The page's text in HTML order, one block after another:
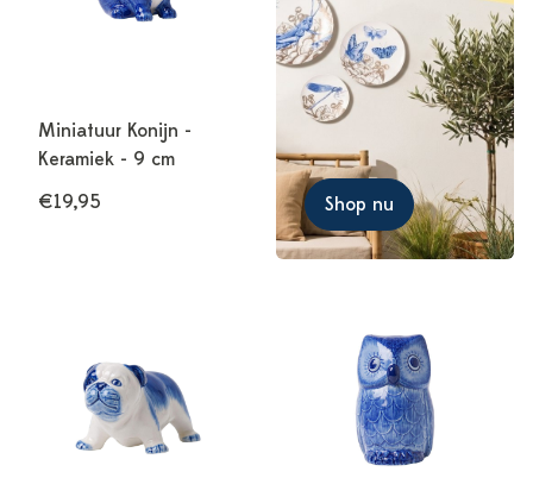
Miniatuur Konijn -
Keramiek - 9 cm
€19,95
Shop nu